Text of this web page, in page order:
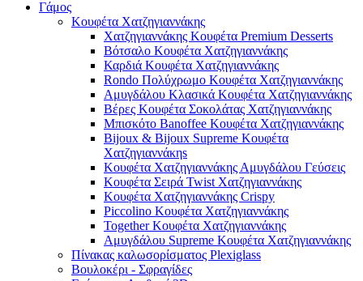
Γάμος
Κουφέτα Χατζηγιαννάκης
Χατζηγιαννάκης Κουφέτα Premium Desserts
Βότσαλο Κουφέτα Χατζηγιαννάκης
Καρδιά Κουφέτα Χατζηγιαννάκης
Rondo Πολύχρωμο Κουφέτα Χατζηγιαννάκης
Αμυγδάλου Κλασικά Κουφέτα Χατζηγιαννάκης
Βέρες Κουφέτα Σοκολάτας Χατζηγιαννάκης
Μπισκότο Banoffee Κουφέτα Χατζηγιαννάκης
Bijoux & Bijoux Supreme Κουφέτα
Χατζηγιαννάκηs
Κουφέτα Χατζηγιαννάκης Αμυγδάλου Γεύσεις
Κουφέτα Σειρά Twist Χατζηγιαννάκης
Κουφέτα Χατζηγιαννάκης Crispy
Piccolino Κουφέτα Χατζηγιαννάκης
Together Κουφέτα Χατζηγιαννάκης
Αμυγδάλου Supreme Κουφέτα Χατζηγιαννάκης
Πίνακας καλωσορίσματος Plexiglass
Βουλοκέρι - Σφραγίδες